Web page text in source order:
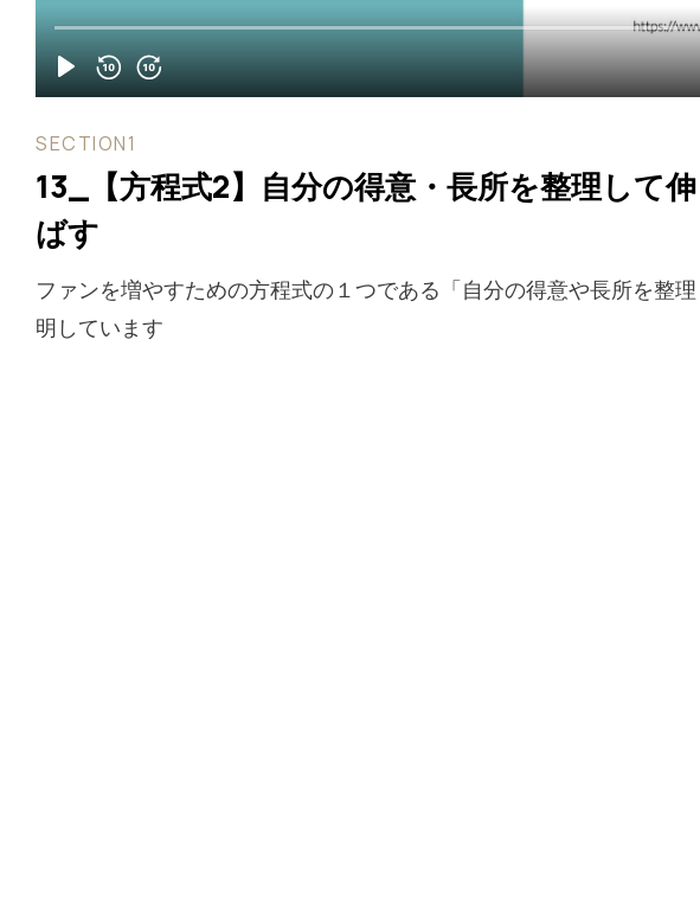
SECTION1
13_【方程式2】自分の得意・長所を整理して伸
ばす
ファンを増やすための方程式の１つである「自分の得意や長所を整
明しています